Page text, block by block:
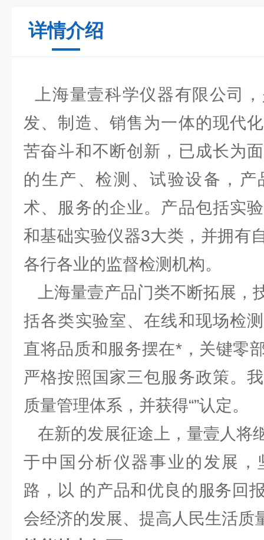
详情介绍
上海量壹科学仪器有限公司
发、制造、销售为一体的现代
苦奋斗和不断创新，已成长为
的生产、检测、试验设备，
术、服务的企业。产品包括实
和基础实验仪器3大类，并拥有
各行各业的监督检测机构。
上海量壹产品门类不断拓展，
括各类实验室、在线和现场检
直将品质和服务摆在*，关键零
严格按照国家三包服务政策。
质量管理体系，并获得“”认定。
在新的发展征途上，量壹人将
于中国分析仪器事业的发展，
路，以 的产品和优良的服务回
会经济的发展、提高人民生活质